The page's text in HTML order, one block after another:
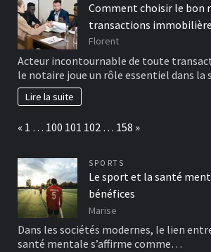
Comment choisir le bon
transactions
Florent
Acteur incontournable de toute
le notaire joue un rôle essentiel dans
Lire la suite
Page:
Previous
« 1 … 100 101 102 … 158 Next
»
SPORTS
Le sport et la santé
bénéfices
Marise
Dans les sociétés modernes, le lien
santé mentale s’affirme comme…